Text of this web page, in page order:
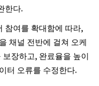
한다.
참여를 확대함에 따라,
채널 전반에 걸쳐 오케
장하고, 완료율을 높이
터 오류를 수정한다.